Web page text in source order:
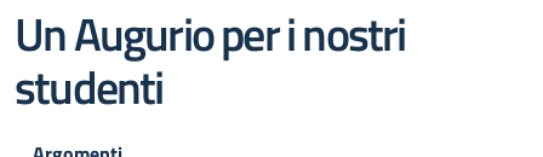
Un Augurio per i nostri
studenti